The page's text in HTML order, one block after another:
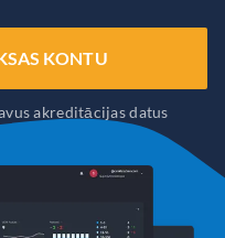
KONTU
akreditācijas datus